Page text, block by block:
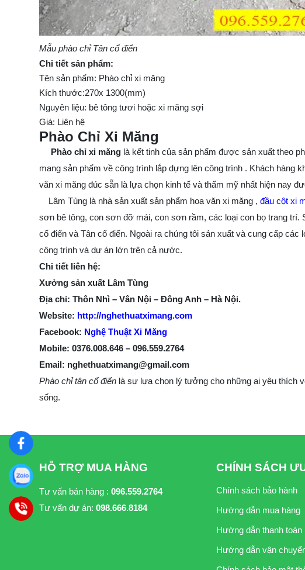
Mẫu phào chỉ Tân cổ điển
Chi tiết sản phẩm:
Tên sản phẩm: Phào chỉ xi măng
Kích thước:270x 1300(mm)
Nguyên liệu: bê tông tươi hoặc xi măng sợi
Giá: Liên hệ
Phào Chỉ Xi Măng
Phào chỉ xi măng là kết tinh của sản phẩm được sản xuất theo
mang sản phẩm về công trình lắp dựng lên công trình . Khách hàng
văn xi măng đúc sẵn là lựa chọn kinh tế và thẩm mỹ nhất hiện nay
Lâm Tùng là nhà sản xuất sản phẩm hoa văn xi măng , đầu cột xi
sơn bê tông, con sơn đỡ mái, con sơn rầm, các loại con bọ trang trí.
cổ điển và Tân cổ điển. Ngoài ra chúng tôi sản xuất và cung cấp các
công trình và dự án lớn trên cả nước.
Chi tiết liên hệ:
Xưởng sản xuất Lâm Tùng
Địa chỉ: Thôn Nhì – Vân Nội – Đông Anh – Hà Nội.
Website: http://nghethuatximang.com
Facebook: Nghệ Thuật Xi Măng
Mobile: 0376.008.646 – 096.559.2764
Email: nghethuatximang@gmail.com
Phào chỉ tân cổ điển là sự lựa chọn lý tưởng cho những ai yêu thích
sống.
HỖ TRỢ MUA HÀNG
Tư vấn bán hàng : 096.559.2764
Tư vấn dự án: 098.666.8184
CHÍNH SÁCH
Chính sách bảo hành
Hướng dẫn mua hàng
Hướng dẫn thanh toán
Hướng dẫn vận